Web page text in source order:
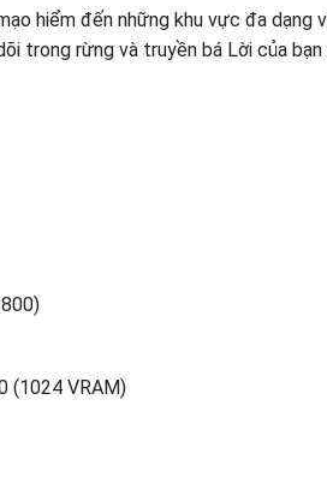
hiểm đến những khu vực đa dạng
trong rừng và truyền bá Lời của
(1024 VRAM)